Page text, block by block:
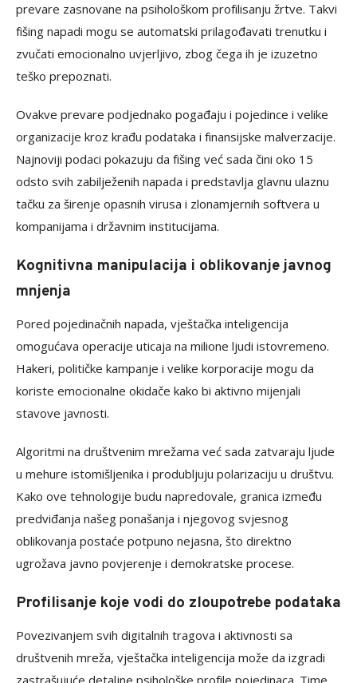
prevare zasnovane na psihološkom profilisanju žrtve. Takvi
fišing napadi mogu se automatski prilagođavati trenutku i
zvučati emocionalno uvjerljivo, zbog čega ih je izuzetno
teško prepoznati.
Ovakve prevare podjednako pogađaju i pojedince i velike
organizacije kroz krađu podataka i finansijske malverzacije.
Najnoviji podaci pokazuju da fišing već sada čini oko 15
odsto svih zabilježenih napada i predstavlja glavnu ulaznu
tačku za širenje opasnih virusa i zlonamjernih softvera u
kompanijama i državnim institucijama.
Kognitivna manipulacija i oblikovanje javnog
mnjenja
Pored pojedinačnih napada, vještačka inteligencija
omogućava operacije uticaja na milione ljudi istovremeno.
Hakeri, političke kampanje i velike korporacije mogu da
koriste emocionalne okidače kako bi aktivno mijenjali
stavove javnosti.
Algoritmi na društvenim mrežama već sada zatvaraju ljude
u mehure istomišljenika i produbljuju polarizaciju u društvu.
Kako ove tehnologije budu napredovale, granica između
predviđanja našeg ponašanja i njegovog svjesnog
oblikovanja postaće potpuno nejasna, što direktno
ugrožava javno povjerenje i demokratske procese.
Profilisanje koje vodi do zloupotrebe podataka
Povezivanjem svih digitalnih tragova i aktivnosti sa
društvenih mreža, vještačka inteligencija može da izgradi